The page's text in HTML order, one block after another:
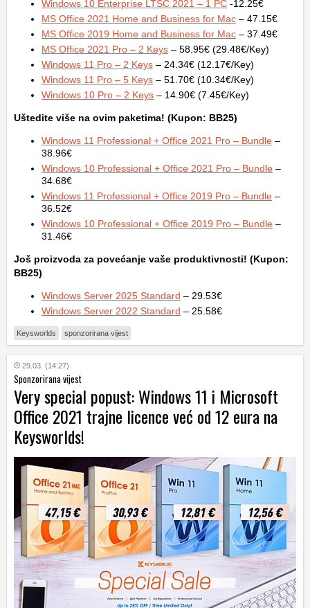
Windows 10 Enterprise LTSC 2021 – 1 PC -12.25€
MS Office 2021 Home and Business for Mac – 47.15€
MS Office 2019 Home and Business for Mac – 37.49€
MS Office 2021 Pro – 2 Keys – 58.95€ (29.48€/Key)
Windows 11 Pro – 2 Keys – 24.34€ (12.17€/Key)
Windows 11 Pro – 5 Keys – 51.70€ (10.34€/Key)
Windows 10 Pro – 2 Keys – 14.90€ (7.45€/Key)
Uštedite više na ovim paketima! (Kupon: BB25)
Windows 11 Professional + Office 2021 Pro – Bundle –
38.96€
Windows 10 Professional + Office 2021 Pro – Bundle –
34.68€
Windows 11 Professional + Office 2019 Pro – Bundle –
36.52€
Windows 10 Professional + Office 2019 Pro – Bundle –
31.46€
Još proizvoda za povećanje vaše produktivnosti! (Kupon:
BB25)
Windows Server 2025 Standard – 29.53€
Windows Server 2022 Standard – 25.58€
Keysworlds sponzorirana vijest
29.03. (14:27)
Sponzorirana vijest
Very special popust: Windows 11 i Microsoft
Office 2021 trajne licence već od 12 eura na
Keysworlds!